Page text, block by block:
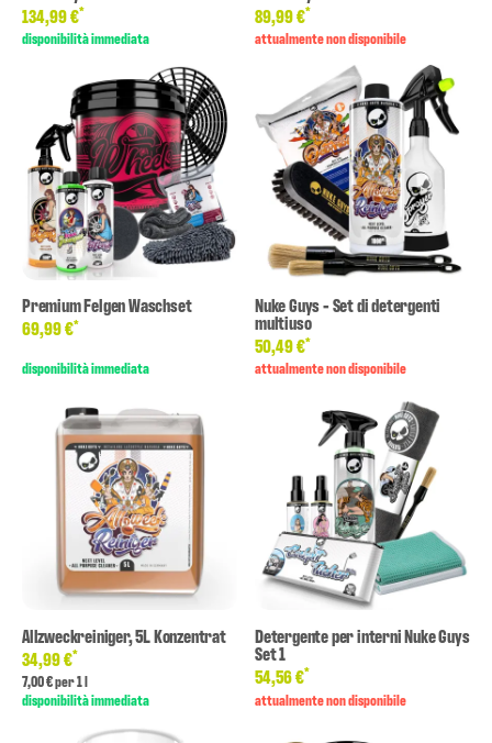
134,99 €*
disponibilità immediata
89,99 €*
attualmente non disponibile
Premium Felgen Waschset
69,99 €*
disponibilità immediata
Nuke Guys - Set di detergenti
multiuso
50,49 €*
attualmente non disponibile
Allzweckreiniger, 5L Konzentrat
34,99 €*
7,00 € per 1 l
disponibilità immediata
Detergente per interni Nuke Guys
Set 1
54,56 €*
attualmente non disponibile